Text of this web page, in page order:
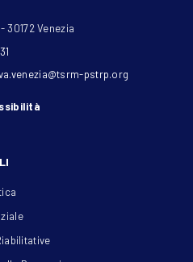
30172 Venezia
pstrp.org